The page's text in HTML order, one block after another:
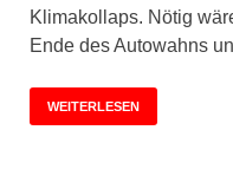
Klimakollaps. Nötig
Ende des Autowahns
WEITERLESEN